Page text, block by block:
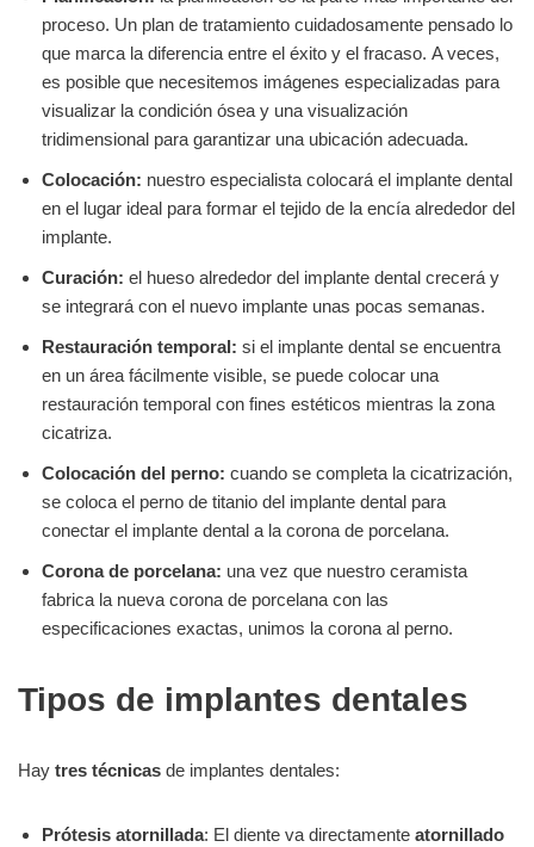
proceso. Un plan de tratamiento cuidadosamente pensado lo
que marca la diferencia entre el éxito y el fracaso. A veces,
es posible que necesitemos imágenes especializadas para
visualizar la condición ósea y una visualización
tridimensional para garantizar una ubicación adecuada.
Colocación: nuestro especialista colocará el implante dental
en el lugar ideal para formar el tejido de la encía alrededor del
implante.
Curación: el hueso alrededor del implante dental crecerá y
se integrará con el nuevo implante unas pocas semanas.
Restauración temporal: si el implante dental se encuentra
en un área fácilmente visible, se puede colocar una
restauración temporal con fines estéticos mientras la zona
cicatriza.
Colocación del perno: cuando se completa la cicatrización,
se coloca el perno de titanio del implante dental para
conectar el implante dental a la corona de porcelana.
Corona de porcelana: una vez que nuestro ceramista
fabrica la nueva corona de porcelana con las
especificaciones exactas, unimos la corona al perno.
Tipos de implantes dentales
Hay tres técnicas de implantes dentales:
Prótesis atornillada: El diente va directamente atornillado